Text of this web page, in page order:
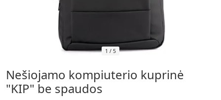
1 / 5
Nešiojamo kompiuterio kuprinė
"KIP" be spaudos